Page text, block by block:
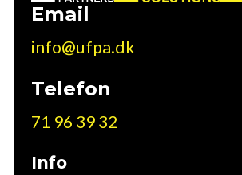
Email
info@ufpa.dk
Telefon
71 96 39 32
Info